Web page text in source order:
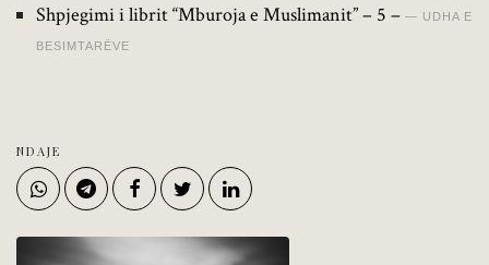
Shpjegimi i librit “Mburoja e Muslimanit” – 5 – UDHA E
BESIMTARËVE
NDAJE